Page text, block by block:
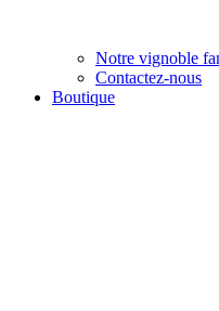
Notre vignoble
Contactez-nous
Boutique